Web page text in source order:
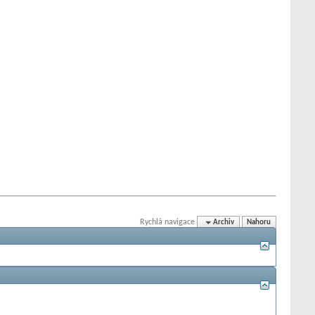
Rychlá navigace Archiv Nahoru